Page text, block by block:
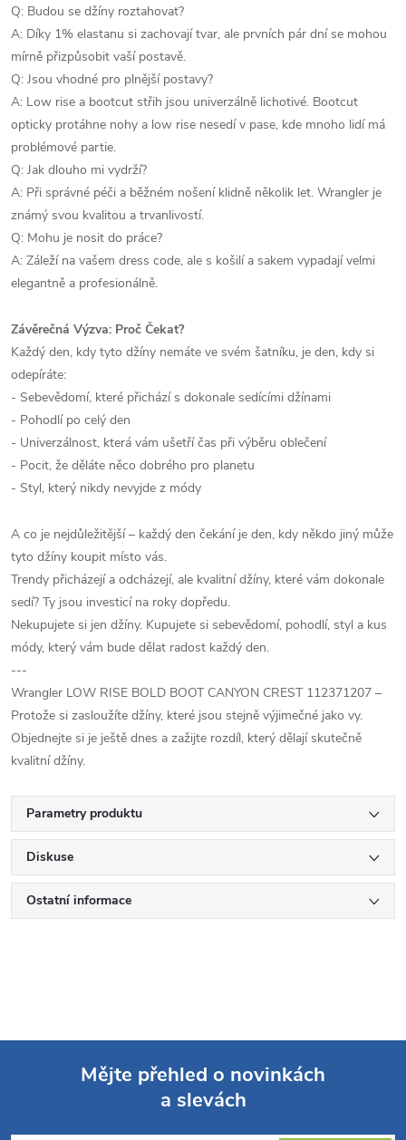
Q: Budou se džíny roztahovat?
A: Díky 1% elastanu si zachovají tvar, ale prvních pár dní se mohou
mírně přizpůsobit vaší postavě.
Q: Jsou vhodné pro plnější postavy?
A: Low rise a bootcut střih jsou univerzálně lichotivé. Bootcut
opticky protáhne nohy a low rise nesedí v pase, kde mnoho lidí má
problémové partie.
Q: Jak dlouho mi vydrží?
A: Při správné péči a běžném nošení klidně několik let. Wrangler je
známý svou kvalitou a trvanlivostí.
Q: Mohu je nosit do práce?
A: Záleží na vašem dress code, ale s košilí a sakem vypadají velmi
elegantně a profesionálně.
Závěrečná Výzva: Proč Čekat?
Každý den, kdy tyto džíny nemáte ve svém šatníku, je den, kdy si
odepíráte:
- Sebevědomí, které přichází s dokonale sedícími džínami
- Pohodlí po celý den
- Univerzálnost, která vám ušetří čas při výběru oblečení
- Pocit, že děláte něco dobrého pro planetu
- Styl, který nikdy nevyjde z módy
A co je nejdůležitější – každý den čekání je den, kdy někdo jiný může
tyto džíny koupit místo vás.
Trendy přicházejí a odcházejí, ale kvalitní džíny, které vám dokonale
sedí? Ty jsou investicí na roky dopředu.
Nekupujete si jen džíny. Kupujete si sebevědomí, pohodlí, styl a kus
módy, který vám bude dělat radost každý den.
---
Wrangler LOW RISE BOLD BOOT CANYON CREST 112371207 –
Protože si zasloužíte džíny, které jsou stejně výjimečné jako vy.
Objednejte si je ještě dnes a zažijte rozdíl, který dělají skutečně
kvalitní džíny.
Parametry produktu
Diskuse
Ostatní informace
Mějte přehled o novinkách
a slevách